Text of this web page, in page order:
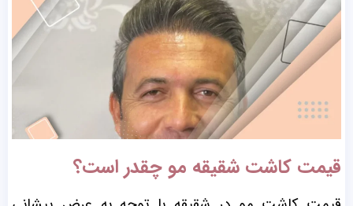
قیمت کاشت شقیقه مو چقدر است؟